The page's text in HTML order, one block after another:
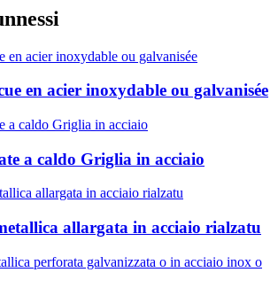
en acier inoxydable ou galvanisée
a caldo Griglia in acciaio
allargata in acciaio rialzatu